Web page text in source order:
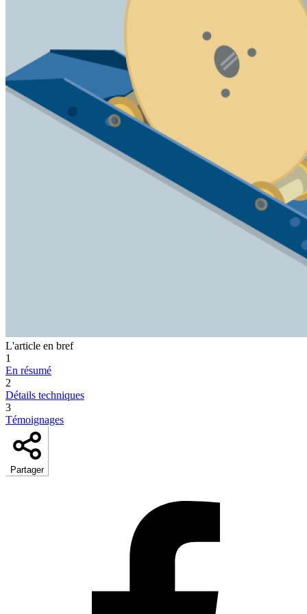
L'article en bref
1
En résumé
2
Détails techniques
3
Témoignages
Partager